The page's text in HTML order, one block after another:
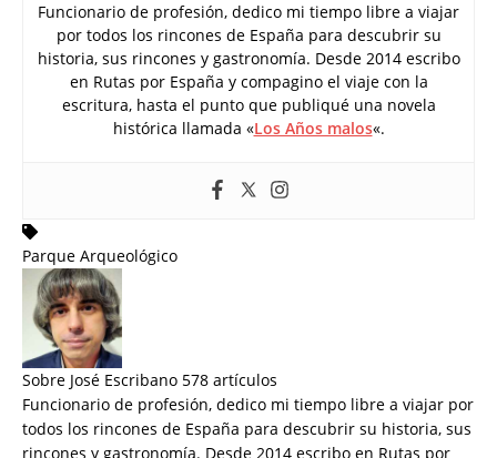
Funcionario de profesión, dedico mi tiempo libre a viajar
por todos los rincones de España para descubrir su
historia, sus rincones y gastronomía. Desde 2014 escribo
en Rutas por España y compagino el viaje con la
escritura, hasta el punto que publiqué una novela
histórica llamada «Los Años malos«.
Parque Arqueológico
Sobre José Escribano 578 artículos
Funcionario de profesión, dedico mi tiempo libre a viajar por
todos los rincones de España para descubrir su historia, sus
rincones y gastronomía. Desde 2014 escribo en Rutas por